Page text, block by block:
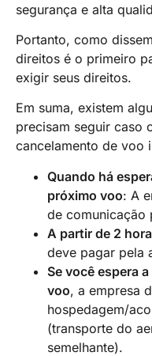
segurança e alta
Portanto, como
direitos é o primeiro
exigir seus direitos.
Em suma, existem
precisam seguir caso
cancelamento de voo
Quando há
próximo voo: A
de comunicação
A partir de 2
deve pagar pela
Se você espera
voo, a empresa
hospedagem/
(transporte do
semelhante).